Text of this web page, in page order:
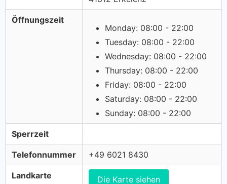
Öffnungszeit
Monday: 08:00 - 22:00
Tuesday: 08:00 - 22:00
Wednesday: 08:00 - 22:00
Thursday: 08:00 - 22:00
Friday: 08:00 - 22:00
Saturday: 08:00 - 22:00
Sunday: 08:00 - 22:00
Sperrzeit
Telefonnummer +49 6021 8430
Landkarte Die Karte siehen